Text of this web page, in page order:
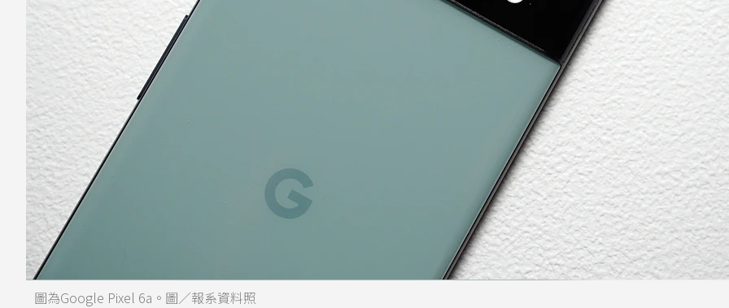
圖為Google Pixel 6a。圖／報系資料照